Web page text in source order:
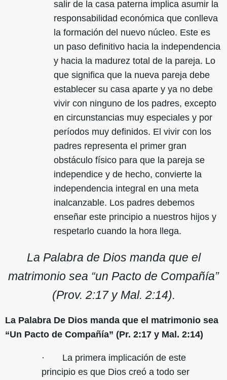
salir de la casa paterna implica asumir la
responsabilidad económica que conlleva
la formación del nuevo núcleo. Este es
un paso definitivo hacia la independencia
y hacia la madurez total de la pareja. Lo
que significa que la nueva pareja debe
establecer su casa aparte y ya no debe
vivir con ninguno de los padres, excepto
en circunstancias muy especiales y por
períodos muy definidos. El vivir con los
padres representa el primer gran
obstáculo físico para que la pareja se
independice y de hecho, convierte la
independencia integral en una meta
inalcanzable. Los padres debemos
enseñar este principio a nuestros hijos y
respetarlo cuando la hora llega.
La Palabra de Dios manda que el
matrimonio sea “un Pacto de Compañía”
(Prov. 2:17 y Mal. 2:14).
La Palabra De Dios manda que el matrimonio sea
“Un Pacto de Compañía” (Pr. 2:17 y Mal. 2:14)
· La primera implicación de este
principio es que Dios creó a todo ser